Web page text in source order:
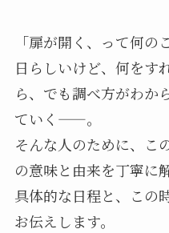
「扉が開く、って何
日らしいけど、何をす
ら、でも調べ方がわか
ていく——。
そんな人のために、こ
の意味と由来を丁寧に
具体的な日程と、この
お伝えします。